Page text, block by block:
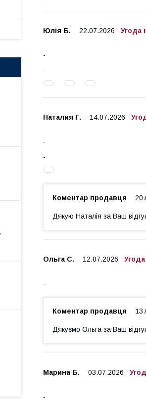
Юлія Б. 22.07.2026 Угода
Наталия Г. 14.07.2026
Коментар продавця
Дякую Наталія за Ваш
Ольга С. 12.07.2026
Коментар продавця
Дякуємо Ольга за Ваш
Марина Б. 03.07.2026